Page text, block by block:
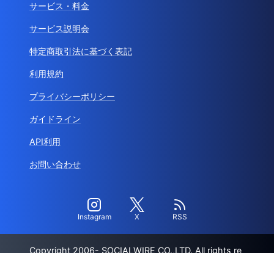
サービス・料金
サービス説明会
特定商取引法に基づく表記
利用規約
プライバシーポリシー
ガイドライン
API利用
お問い合わせ
Instagram X RSS
Copyright 2006- SOCIALWIRE CO.,LTD. All rights re